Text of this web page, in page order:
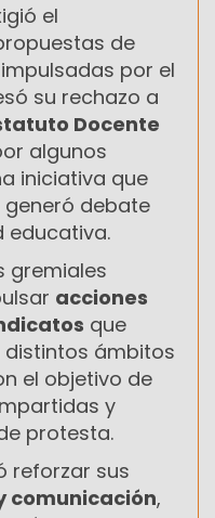
el
de
impulsadas por el
su rechazo a
Docente
algunos
iniciativa que
debate
educativa.
gremiales
acciones
que
ámbitos
el objetivo de
y
protesta.
reforzar sus
comunicación,